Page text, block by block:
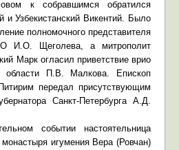
к собравшимся обратился
и Узбекистанский Викентий. Было
полномочного представителя
И.О. Щеголева, а митрополит
Марк огласил приветствие врио
области П.В. Малкова. Епископ
передал присутствующим
Санкт-Петербурга А.Д.
событии настоятельница
монастыря игумения Вера (Ровчан)